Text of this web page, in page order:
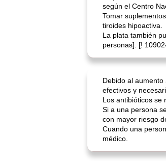
según el Centro
Tomar
tiroides hipoactiva.
La plata también
personas]. [!
Debido al
efectivos y
Los antibióticos se
Si a una persona
con mayor riesgo
Cuando una
médico.